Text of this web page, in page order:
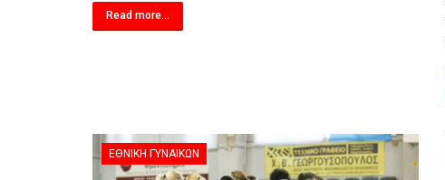
Read more...
ΕΘΝΙΚΉ ΓΥΝΑΙΚΏΝ